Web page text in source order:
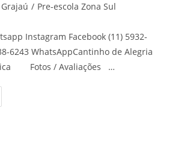
/ Pre-escola Zona Sul
Instagram Facebook (11) 5932-
WhatsAppCantinho de Alegria
Fotos / Avaliações …